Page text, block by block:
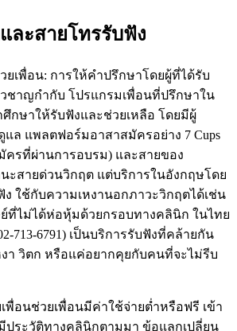
ละสายโทรรับฟัง
เพื่อน: การให้คำปรึกษาโดยผู้ที่ได้รับ
ชาญกำกับ โปรแกรมเพื่อนที่ปรึกษาใน
กษาให้รับฟังและช่วยเหลือ โดยมีผู้
ล แพลตฟอร์มอาสาสมัครอย่าง 7 Cups
ครที่ผ่านการอบรม) และสายของ
านะสายด่วนวิกฤต แต่บริการในอังกฤษโดย
ใช้กับความเหงานอกภาวะวิกฤตได้เช่น
ที่ไม่ได้ห่อหุ้มด้วยกรอบทางคลินิก ในไทย
713-6791) เป็นบริการรับฟังที่คล้ายกัน
า วิตก หรือแค่อยากคุยกับคนที่จะไม่รีบ
พื่อนช่วยเพื่อนมีค่าใช้จ่ายต่ำหรือฟรี เข้า
ประวัติทางคลินิกตามมา ข้อแลกเปลี่ยน